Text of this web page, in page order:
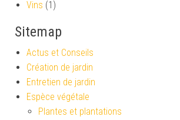
Vins (1)
Sitemap
Actus et Conseils
Création de jardin
Entretien de jardin
Espèce végétale
Plantes et plantations